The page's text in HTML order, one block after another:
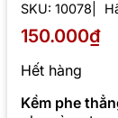
SKU: 10078
150.000₫
Hết hàng
Kềm phe